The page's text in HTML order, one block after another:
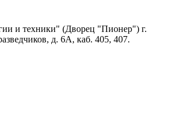
и техники" (Дворец "Пионер") г.
д. 6А, каб. 405, 407.